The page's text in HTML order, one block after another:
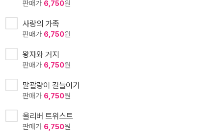
판매가 6,750원
사랑의 가족
판매가 6,750원
왕자와 거지
판매가 6,750원
말괄량이 길들이기
판매가 6,750원
올리버 트위스트
판매가 6,750원